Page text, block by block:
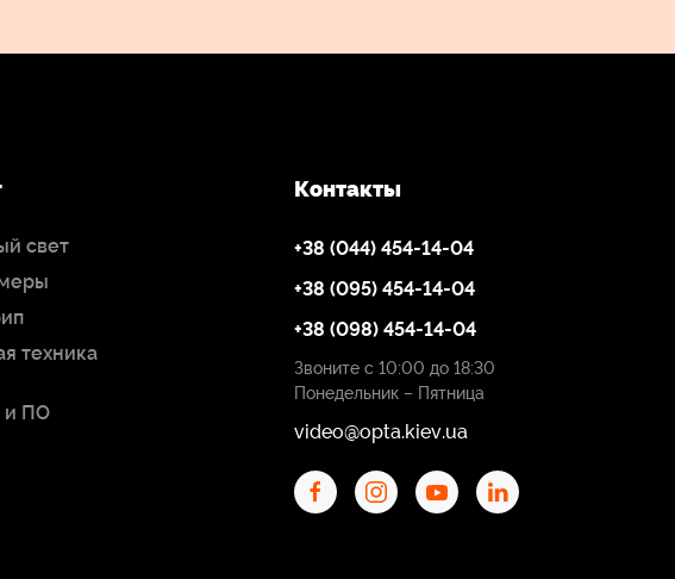
свет
техника
и ПО
Контакты
+38 (044) 454-14-04
+38 (095) 454-14-04
+38 (098) 454-14-04
Звоните с 10:00 до 18:30
Понедельник – Пятница
video@opta.kiev.ua